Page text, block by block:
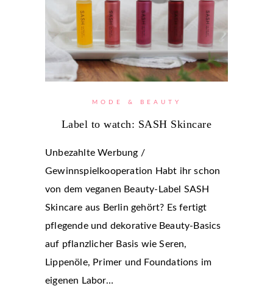
MODE & BEAUTY
Label to watch: SASH Skincare
Unbezahlte Werbung /
Gewinnspielkooperation Habt ihr schon
von dem veganen Beauty-Label SASH
Skincare aus Berlin gehört? Es fertigt
pflegende und dekorative Beauty-Basics
auf pflanzlicher Basis wie Seren,
Lippenöle, Primer und Foundations im
eigenen Labor…